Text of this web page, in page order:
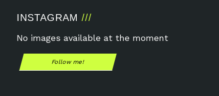
INSTAGRAM
No images available at the moment
Follow me!